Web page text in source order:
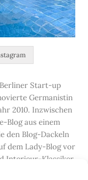
Start-up
Germanistin
2010. Inzwischen
Blog aus einem
den Blog-Dackeln
dem Lady-Blog vor
Interieur-Klassiker
unter guten